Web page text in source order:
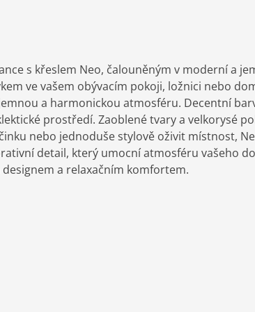
s křeslem Neo, čalouněným v moderní a
ve vašem obývacím pokoji, ložnici nebo
a harmonickou atmosféru. Decentní
prostředí. Zaoblené tvary a velkorysé
nebo jednoduše stylově oživit místnost,
detail, který umocní atmosféru vašeho
a relaxačním komfortem.